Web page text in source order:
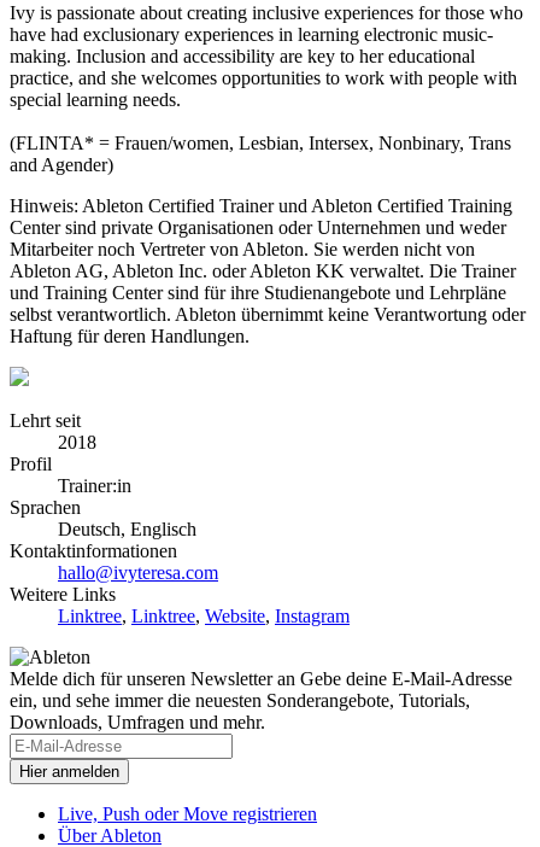
Ivy is passionate about creating inclusive experiences for those who
have had exclusionary experiences in learning electronic music-
making. Inclusion and accessibility are key to her educational
practice, and she welcomes opportunities to work with people with
special learning needs.
(FLINTA* = Frauen/women, Lesbian, Intersex, Nonbinary, Trans
and Agender)
Hinweis: Ableton Certified Trainer und Ableton Certified Training
Center sind private Organisationen oder Unternehmen und weder
Mitarbeiter noch Vertreter von Ableton. Sie werden nicht von
Ableton AG, Ableton Inc. oder Ableton KK verwaltet. Die Trainer
und Training Center sind für ihre Studienangebote und Lehrpläne
selbst verantwortlich. Ableton übernimmt keine Verantwortung oder
Haftung für deren Handlungen.
Lehrt seit
2018
Profil
Trainer:in
Sprachen
Deutsch, Englisch
Kontaktinformationen
hallo@ivyteresa.com
Weitere Links
Linktree, Linktree, Website, Instagram
Melde dich für unseren Newsletter an Gebe deine E-Mail-Adresse
ein, und sehe immer die neuesten Sonderangebote, Tutorials,
Downloads, Umfragen und mehr.
Live, Push oder Move registrieren
Über Ableton